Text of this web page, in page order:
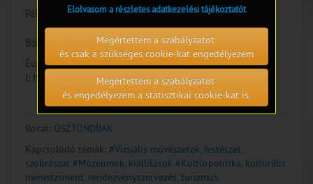
Pályázati határidő: 2025. szeptember 12. 13:00
Bővebb információ:
European Solidarity Residency (ESR);
I: https://solidarityresidency.eu/apply-esr
Rovat: ÖSZTÖNDÍJAK
Kapcsolódó témák: #Vizuális művészetek, festészet,
szobrászat #Múzeumok, kiállítások #Kultúrpolitika, kulturális
menedzsment, rendezvényszervezés, turizmus,
Elolvasom a részletes adatkezelési tájékoztatót
Megértettem a szabályzatot
és csak a szükséges cookie-kat engedélyezem
Megértettem a szabályzatot
és engedélyezem a statisztikai cookie-kat is.